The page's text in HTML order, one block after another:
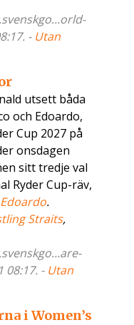
- Utan
utsett båda
och Edoardo,
Cup 2027 på
onsdagen
sitt tredje val
Ryder Cup-räv,
Edoardo.
Straits,
08:17. - Utan
i Women’s